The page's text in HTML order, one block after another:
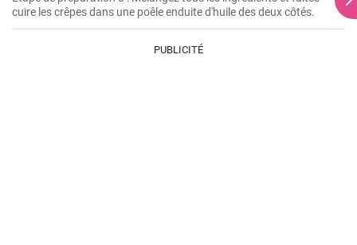
cuire les crêpes dans une poêle enduite d'huile des deux côtés.
PUBLICITÉ